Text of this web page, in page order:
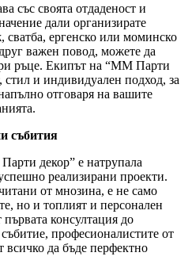
със своята отдаденост и
дали организирате
ергенско или моминско
важен повод, можете да
ръце. Екипът на “ММ Парти
стил и индивидуален подход, за
отговаря на вашите
събития
декор” е натрупала
реализирани проекти.
от мнозина, е не само
но и топлият и персонален
консултация до
професионалистите от
да бъде перфектно